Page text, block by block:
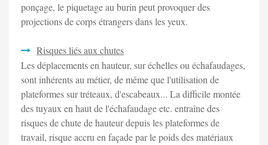
ponçage, le piquetage au burin peut provoquer des
projections de corps étrangers dans les yeux.
Risques liés aux chutes
Les déplacements en hauteur, sur échelles ou échafaudages,
sont inhérents au métier, de même que l'utilisation de
plateformes sur tréteaux, d'escabeaux... La difficile montée
des tuyaux en haut de l'échafaudage etc. entraîne des
risques de chute de hauteur depuis les plateformes de
travail, risque accru en façade par le poids des matériaux